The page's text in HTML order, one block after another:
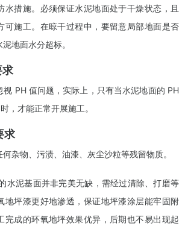
水措施。必须保证水泥地面处于干燥状态，且
可施工。在晾干过程中，要留意局部地面是否
地面水分超标。
求
视 PH 值问题，实际上，只有当水泥地面的 PH
，才能正常开展施工。
求
杂物、污渍、油漆、灰尘沙粒等残留物质。
水泥基面并非完美无缺，需经过清除、打磨等
地坪漆更好地渗透，保证地坪漆涂层能牢固附
完成的环氧地坪效果优异，后期也不易出现起